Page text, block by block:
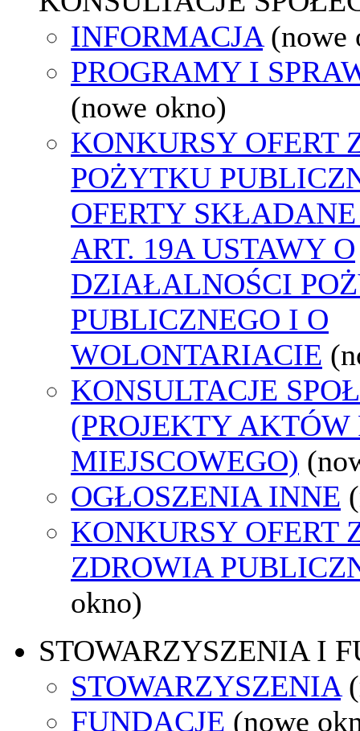
INFORMACJA (nowe
PROGRAMY I
(nowe okno)
KONKURSY OFERT
POŻYTKU
OFERTY
ART. 19A USTAWY O
DZIAŁALNOŚCI
PUBLICZNEGO I O
WOLONTARIACIE
KONSULTACJE
(PROJEKTY AKTÓW
MIEJSCOWEGO)
OGŁOSZENIA INNE
KONKURSY OFERT
ZDROWIA
okno)
STOWARZYSZENIA I
STOWARZYSZENIA
FUNDACJE (nowe